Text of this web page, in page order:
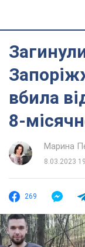
вбила
8-
Марина
8.03.2023
269